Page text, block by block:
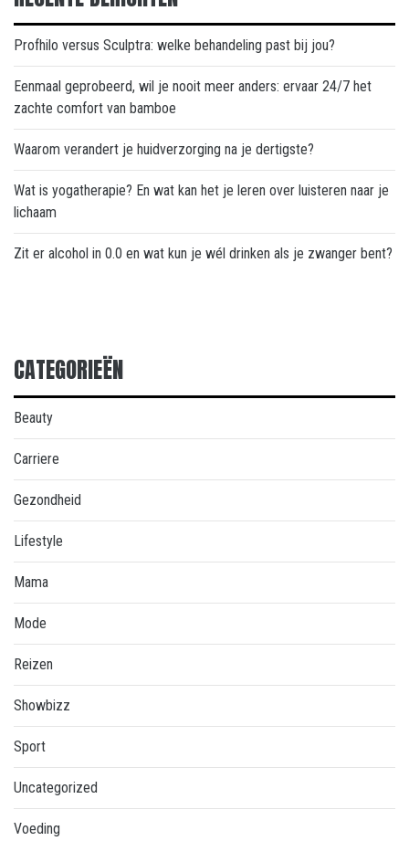
Profhilo versus Sculptra: welke behandeling past bij jou?
Eenmaal geprobeerd, wil je nooit meer anders: ervaar 24/7 het
zachte comfort van bamboe
Waarom verandert je huidverzorging na je dertigste?
Wat is yogatherapie? En wat kan het je leren over luisteren naar je
lichaam
Zit er alcohol in 0.0 en wat kun je wél drinken als je zwanger bent?
CATEGORIEËN
Beauty
Carriere
Gezondheid
Lifestyle
Mama
Mode
Reizen
Showbizz
Sport
Uncategorized
Voeding